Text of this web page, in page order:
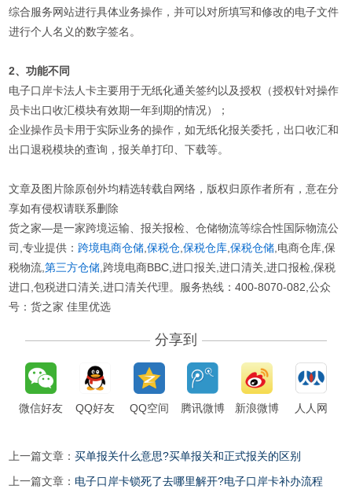
综合服务网站进行具体业务操作，并可以对所填写和修改的电子文件
进行个人名义的数字签名。
2、功能不同
电子口岸卡法人卡主要用于无纸化通关签约以及授权（授权针对操作
员卡出口收汇模块有效期一年到期的情况）；
企业操作员卡用于实际业务的操作，如无纸化报关委托，出口收汇和
出口退税模块的查询，报关单打印、下载等。
文章及图片除原创外均精选转载自网络，版权归原作者所有，意在分
享如有侵权请联系删除
货之家—是一家跨境运输、报关报检、仓储物流等综合性国际物流公
司,专业提供：跨境电商仓储,保税仓,保税仓库,保税仓储,电商仓库,保
税物流,第三方仓储,跨境电商BBC,进口报关,进口清关,进口报检,保税
进口,包税进口清关,进口清关代理。服务热线：400-8070-082,公众
号：货之家 佳里优选
分享到
微信好友 QQ好友 QQ空间 腾讯微博 新浪微博 人人网
上一篇文章：买单报关什么意思?买单报关和正式报关的区别
上一篇文章： 电子口岸卡锁死了去哪里解开?电子口岸卡补办流程